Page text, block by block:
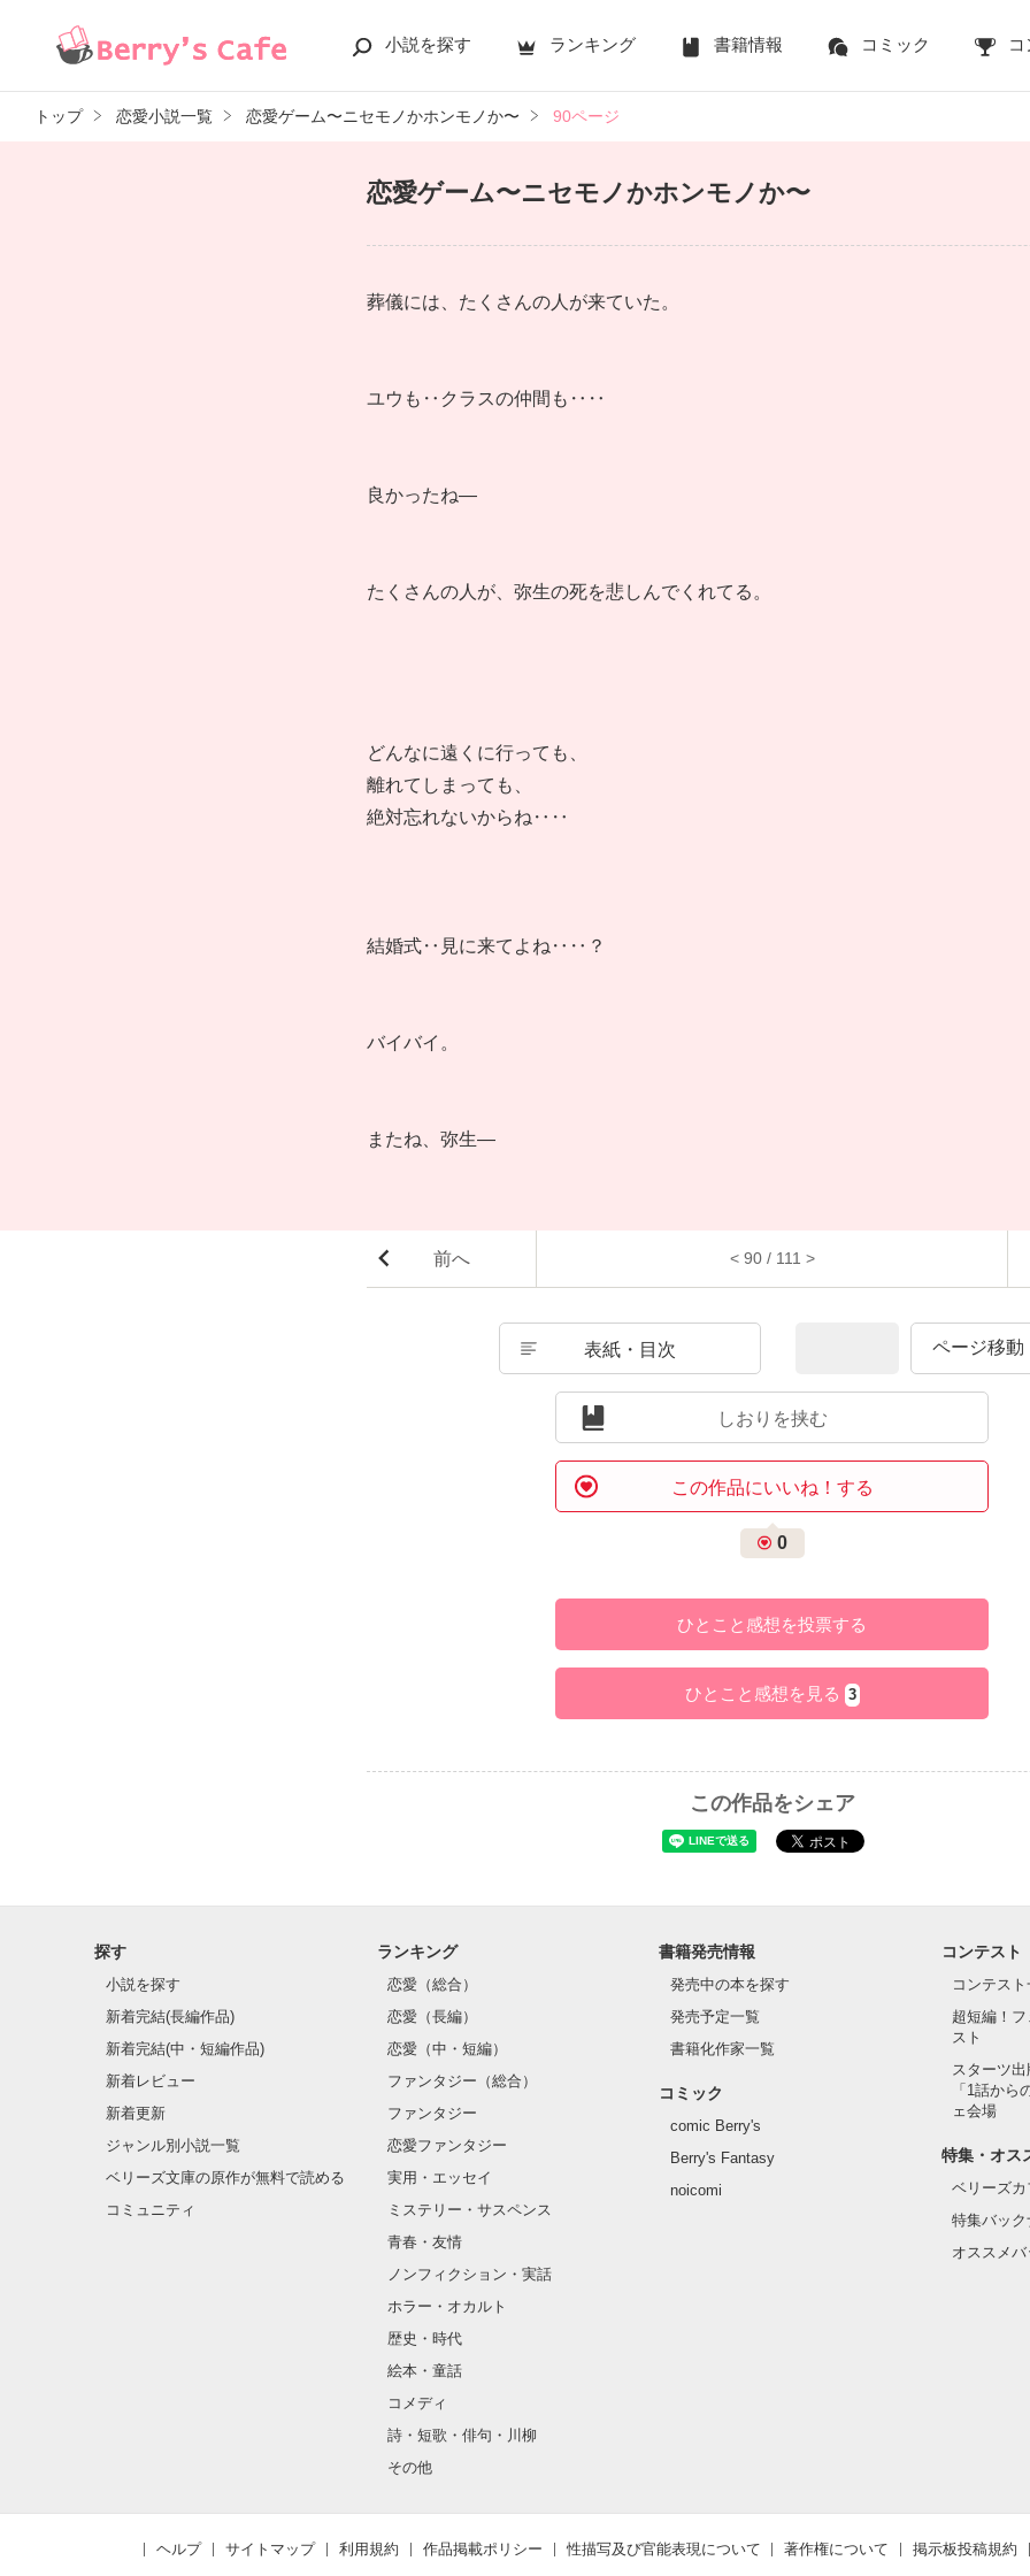
小説を探す ランキング 書籍情報 コミック
トップ 恋愛小説一覧 恋愛ゲーム〜ニセモノかホンモノか〜 90ページ
恋愛ゲーム〜ニセモノかホンモノか〜
葬儀には、たくさんの人が来ていた。
ユウも‥クラスの仲間も‥‥
良かったね―
たくさんの人が、弥生の死を悲しんでくれてる。
どんなに遠くに行っても、
離れてしまっても、
絶対忘れないからね‥‥
結婚式‥見に来てよね‥‥？
バイバイ。
またね、弥生―
前へ < 90 / 111 >
表紙・目次
しおりを挟む
この作品にいいね！する
0
ひとこと感想を投票する
ひとこと感想を見る 3
この作品をシェア
探す
小説を探す
新着完結(長編作品)
新着完結(中・短編作品)
新着レビュー
新着更新
ジャンル別小説一覧
ベリーズ文庫の原作が無料で読める
コミュニティ
ランキング
恋愛（総合）
恋愛（長編）
恋愛（中・短編）
ファンタジー（総合）
ファンタジー
恋愛ファンタジー
実用・エッセイ
ミステリー・サスペンス
青春・友情
ノンフィクション・実話
ホラー・オカルト
歴史・時代
絵本・童話
コメディ
詩・短歌・俳句・川柳
その他
書籍発売情報
発売中の本を探す
発売予定一覧
書籍化作家一覧
コミック
comic Berry's
Berry's Fantasy
noicomi
コンテスト
コンテス
超短編！
スト
スターツ
「1話から
ェ会場
特集・オス
ベリーズ
特集バッ
オススメ
ヘルプ サイトマップ 利用規約 作品掲載ポリシー 性描写及び官能表現について 著作権について 掲示板投稿規約